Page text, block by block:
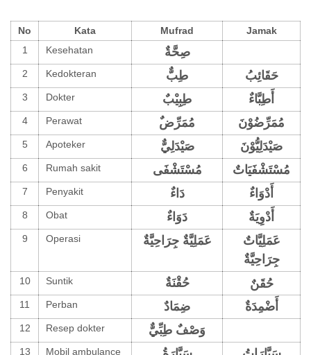
No Kata Mufrad
Jamak
1
Kesehatan صِحَّةٌ
2 Kedokteran طِبٌّ حَقَائِبُ
3 Dokter طِبِيْبٌ أَطِبَّاءٌ
4 Perawat ٌمُمَرِّض مُمَرِّضُوْنَ
5 Apoteker صَيْدَلِيٌّ صَيْدَلِيُّوْنَ
6 Rumah sakit مُسْتَشْفَى مُسْتَشْفَيَاتٌ
7 Penyakit دَاءٌ أَدْوَاءٌ
8 Obat دَوَاءٌ أَدْوِيَةٌ
9 Operasi عَمَلِيَّةٌ جِرَاحِيَّةٌ
عَمَلِيَّاتٌ
جِرَاحِيَّةٌ
10 Suntik حُقْنَةٌ حُقَنٌ
11 Perban ضِمَادٌ أَضْمِدَةٌ
12 Resep dokter وَصْفٌ طِبِّيٌّ
13 Mobil ambulance